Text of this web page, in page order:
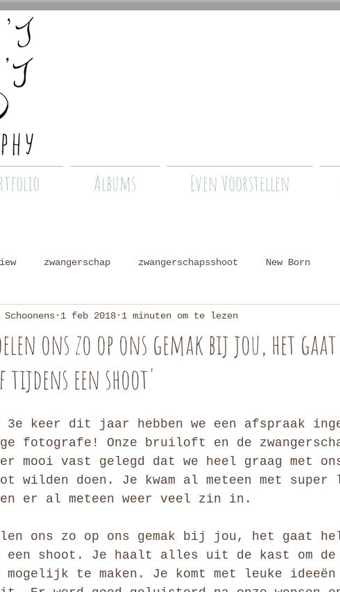
Albums Even Voorstellen
zwangerschap zwangerschapsshoot New Born
ons zo op ons gemak bij jou, het
tijdens een shoot'
Schoonens 1 feb 2018 1 minuten om te lezen
3e keer dit jaar hebben we een afspraak
fotografe! Onze bruiloft en de
mooi vast gelegd dat we heel graag met
wilden doen. Je kwam al meteen met super
er al meteen weer veel zin in.
ons zo op ons gemak bij jou, het gaat
een shoot. Je haalt alles uit de kast om
mogelijk te maken. Je komt met leuke